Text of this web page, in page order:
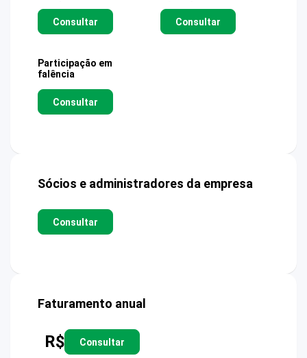
Consultar Consultar
Participação em
falência
Consultar
Sócios e administradores da empresa
Consultar
Faturamento anual
R$ Consultar